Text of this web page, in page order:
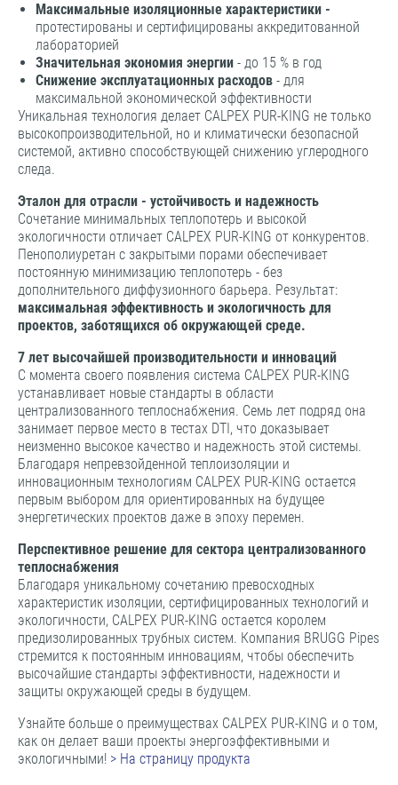
Максимальные изоляционные характеристики -
протестированы и сертифицированы аккредитованной
лабораторией
Значительная экономия энергии - до 15 % в год
Снижение эксплуатационных расходов - для
максимальной экономической эффективности
Уникальная технология делает CALPEX PUR-KING не только
высокопроизводительной, но и климатически безопасной
системой, активно способствующей снижению углеродного
следа.
Эталон для отрасли - устойчивость и надежность
Сочетание минимальных теплопотерь и высокой
экологичности отличает CALPEX PUR-KING от конкурентов.
Пенополиуретан с закрытыми порами обеспечивает
постоянную минимизацию теплопотерь - без
дополнительного диффузионного барьера. Результат:
максимальная эффективность и экологичность для
проектов, заботящихся об окружающей среде.
7 лет высочайшей производительности и инноваций
С момента своего появления система CALPEX PUR-KING
устанавливает новые стандарты в области
централизованного теплоснабжения. Семь лет подряд она
занимает первое место в тестах DTI, что доказывает
неизменно высокое качество и надежность этой системы.
Благодаря непревзойденной теплоизоляции и
инновационным технологиям CALPEX PUR-KING остается
первым выбором для ориентированных на будущее
энергетических проектов даже в эпоху перемен.
Перспективное решение для сектора централизованного
теплоснабжения
Благодаря уникальному сочетанию превосходных
характеристик изоляции, сертифицированных технологий и
экологичности, CALPEX PUR-KING остается королем
предизолированных трубных систем. Компания BRUGG Pipes
стремится к постоянным инновациям, чтобы обеспечить
высочайшие стандарты эффективности, надежности и
защиты окружающей среды в будущем.
Узнайте больше о преимуществах CALPEX PUR-KING и о том,
как он делает ваши проекты энергоэффективными и
экологичными! > На страницу продукта